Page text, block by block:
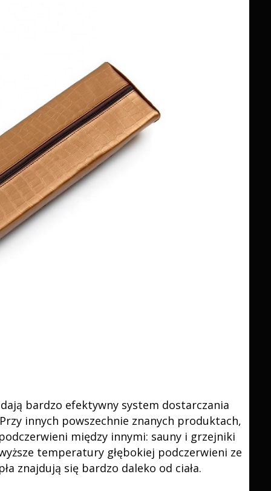
bardzo efektywny system dostarczania
Przy innych powszechnie znanych produktach,
między innymi: sauny i grzejniki
temperatury głębokiej podczerwieni ze
znajdują się bardzo daleko od ciała.